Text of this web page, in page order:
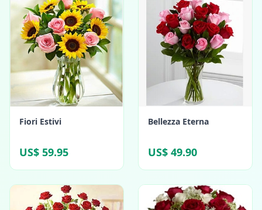
Fiori Estivi
US$ 59.95
Bellezza Eterna
US$ 49.90